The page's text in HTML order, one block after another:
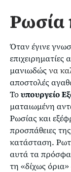
Ρωσία
Όταν έγινε
επιχειρηματίες
μανιωδώς να
αποστολές
Τουπουργείο
ματαιωμένη
Ρωσίας και
προσπάθειες της
κατάσταση.
αυτά τα
τη «δίχως